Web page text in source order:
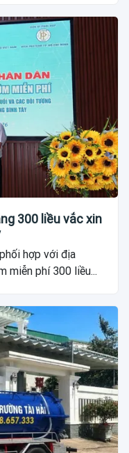
300 liều vắc xin
hợp với địa
miễn phí 300 liều...